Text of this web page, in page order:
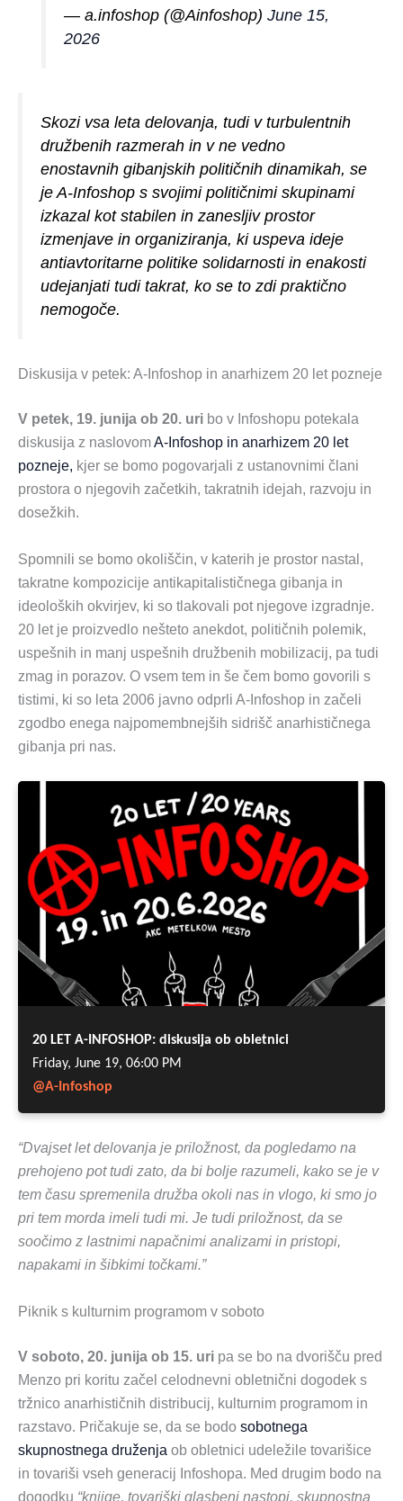
— a.infoshop (@Ainfoshop)June 15,
2026
Skozi vsa leta delovanja, tudi v turbulentnih
družbenih razmerah in v ne vedno
enostavnih gibanjskih političnih dinamikah, se
je A-Infoshop s svojimi političnimi skupinami
izkazal kot stabilen in zanesljiv prostor
izmenjave in organiziranja, ki uspeva ideje
antiavtoritarne politike solidarnosti in enakosti
udejanjati tudi takrat, ko se to zdi praktično
nemogoče.
Diskusija v petek: A-Infoshop in anarhizem 20 let pozneje
V petek, 19. junija ob 20. uri bo v Infoshopu potekala
diskusija z naslovomA-Infoshop in anarhizem 20 let
pozneje, kjer se bomo pogovarjali z ustanovnimi člani
prostora o njegovih začetkih, takratnih idejah, razvoju in
dosežkih.
Spomnili se bomo okoliščin, v katerih je prostor nastal,
takratne kompozicije antikapitalističnega gibanja in
ideoloških okvirjev, ki so tlakovali pot njegove izgradnje.
20 let je proizvedlo nešteto anekdot, političnih polemik,
uspešnih in manj uspešnih družbenih mobilizacij, pa tudi
zmag in porazov. O vsem tem in še čem bomo govorili s
tistimi, ki so leta 2006 javno odprli A-Infoshop in začeli
zgodbo enega najpomembnejših sidrišč anarhističnega
gibanja pri nas.
“Dvajset let delovanja je priložnost, da pogledamo na
prehojeno pot tudi zato, da bi bolje razumeli, kako se je v
tem času spremenila družba okoli nas in vlogo, ki smo jo
pri tem morda imeli tudi mi. Je tudi priložnost, da se
soočimo z lastnimi napačnimi analizami in pristopi,
napakami in šibkimi točkami.”
Piknik s kulturnim programom v soboto
V soboto, 20. junija ob 15. uri pa se bo na dvorišču pred
Menzo pri koritu začel celodnevni obletnični dogodek s
tržnico anarhističnih distribucij, kulturnim programom in
razstavo. Pričakuje se, da se bodo sobotnega
skupnostnega druženja ob obletnici udeležile tovarišice
in tovariši vseh generacij Infoshopa. Med drugim bodo na
dogodku “knjige, tovariški glasbeni nastopi, skupnostna